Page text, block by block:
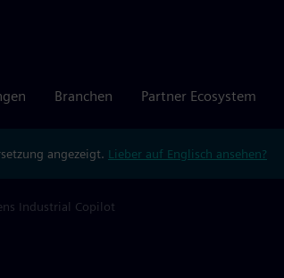
Branchen Partner Ecosystem
angezeigt. Lieber auf Englisch ansehen?
Industrial Copilot